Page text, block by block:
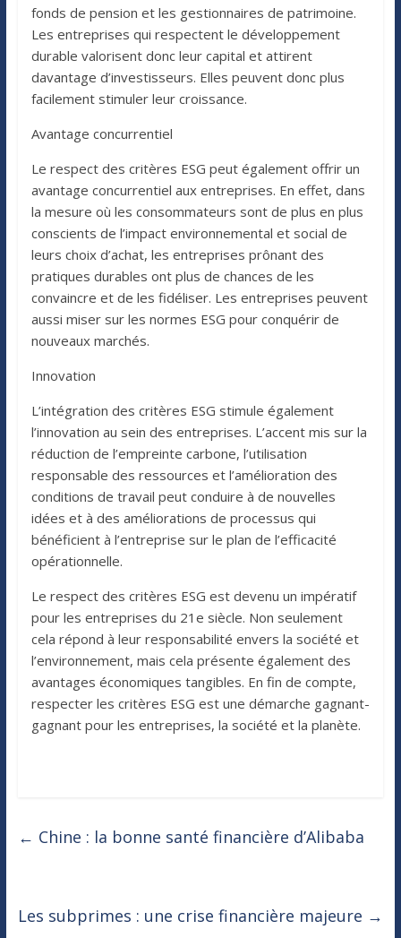
fonds de pension et les gestionnaires de patrimoine.
Les entreprises qui respectent le développement
durable valorisent donc leur capital et attirent
davantage d’investisseurs. Elles peuvent donc plus
facilement stimuler leur croissance.
Avantage concurrentiel
Le respect des critères ESG peut également offrir un
avantage concurrentiel aux entreprises. En effet, dans
la mesure où les consommateurs sont de plus en plus
conscients de l’impact environnemental et social de
leurs choix d’achat, les entreprises prônant des
pratiques durables ont plus de chances de les
convaincre et de les fidéliser. Les entreprises peuvent
aussi miser sur les normes ESG pour conquérir de
nouveaux marchés.
Innovation
L’intégration des critères ESG stimule également
l’innovation au sein des entreprises. L’accent mis sur la
réduction de l’empreinte carbone, l’utilisation
responsable des ressources et l’amélioration des
conditions de travail peut conduire à de nouvelles
idées et à des améliorations de processus qui
bénéficient à l’entreprise sur le plan de l’efficacité
opérationnelle.
Le respect des critères ESG est devenu un impératif
pour les entreprises du 21e siècle. Non seulement
cela répond à leur responsabilité envers la société et
l’environnement, mais cela présente également des
avantages économiques tangibles. En fin de compte,
respecter les critères ESG est une démarche gagnant-
gagnant pour les entreprises, la société et la planète.
← Chine : la bonne santé financière d’Alibaba
Les subprimes : une crise financière majeure →